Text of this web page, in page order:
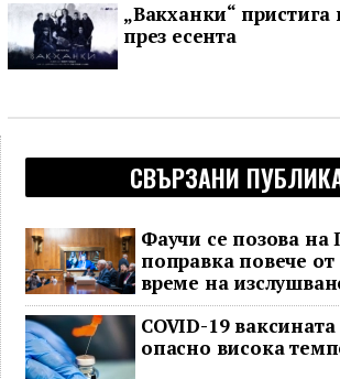
„Вакханки“ пристига
през есента
СВЪРЗАНИ
Фаучи се позова на
поправка повече
време на
COVID
COVID-19
опасно висока